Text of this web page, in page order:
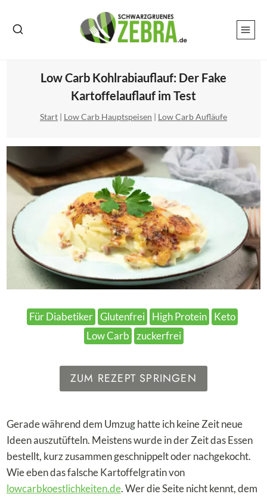
Inhalt
Low Carb Kohlrabiauflauf: Der Fake
Kartoffelauflauf im Test
Start | Low Carb Hauptspeisen | Low Carb Aufläufe
Für Diabetiker Glutenfrei High Protein
Keto
Low Carb
zuckerfrei
ZUM REZEPT SPRINGEN
Gerade während dem Umzug hatte ich keine Zeit neue
Ideen auszutüfteln. Meistens wurde in der Zeit das Essen
bestellt, kurz zusammen geschnippelt oder nachgekocht.
Wie eben das falsche Kartoffelgratin von
lowcarbkoestlichkeiten.de. Wer die Seite nicht kennt, dem